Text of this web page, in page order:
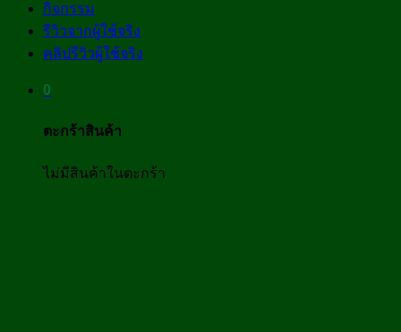
กิจกรรม
รีวิวจากผู้ใช้จริง
คลิปรีวิวผู้ใช้จริง
0
ตะกร้าสินค้า
ไม่มีสินค้าในตะกร้า